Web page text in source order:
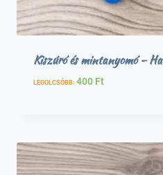
Kiszúró és mintanyomó –
LEGOLCSÓBB: 400 Ft